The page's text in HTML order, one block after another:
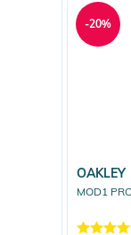
OAKLEY
MOD1
-20%